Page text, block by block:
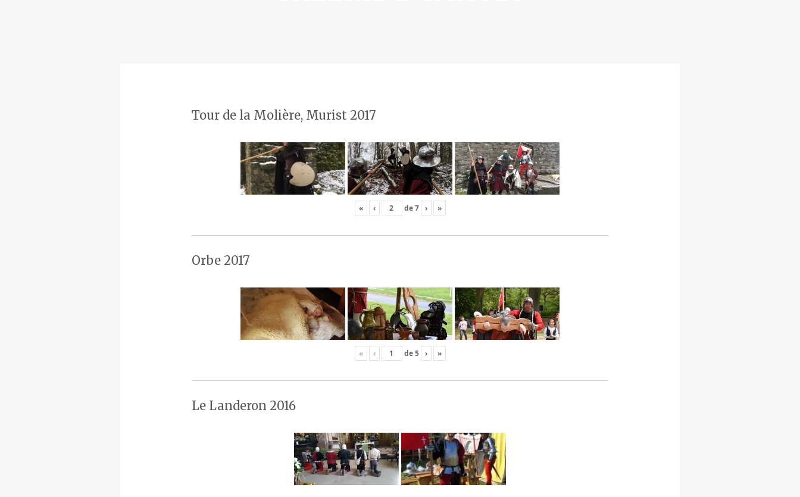
Tour de la Molière, Murist 2017
« ‹ de7 › »
Orbe 2017
« ‹ de5 › »
Le Landeron 2016